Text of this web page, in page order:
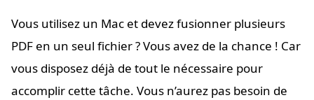
Vous utilisez un Mac et devez fusionner plusieurs
PDF en un seul fichier ? Vous avez de la chance ! Car
vous disposez déjà de tout le nécessaire pour
accomplir cette tâche. Vous n’aurez pas besoin de